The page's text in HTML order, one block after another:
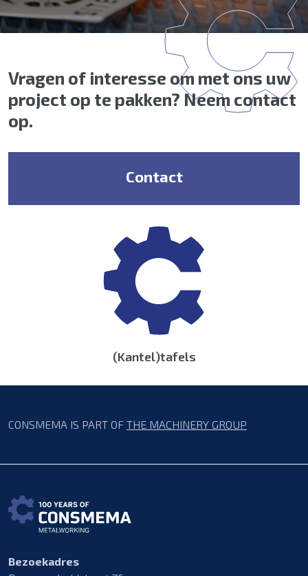
Vragen of interesse om met ons uw
project op te pakken? Neem contact
op.
Contact
(Kantel)tafels
CONSMEMA IS PART OF THE MACHINERY GROUP
Bezoekadres